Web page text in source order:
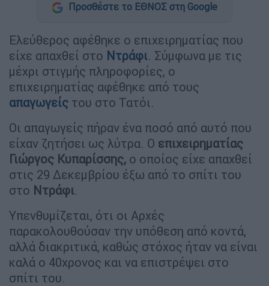
Προσθέστε το ΕΘΝΟΣ στη Google
Ελεύθερος αφέθηκε ο επιχειρηματίας που
είχε απαχθεί στο Ντράφι. Σύμφωνα με τις
μέχρι στιγμής πληροφορίες, ο
επιχειρηματίας αφέθηκε από τους
απαγωγείς του στο Τατόι.
Οι απαγωγείς πήραν ένα ποσό από αυτό που
είχαν ζητήσει ως λύτρα. Ο επιχειρηματίας
Γιώργος Κυπαρίσσης, ο οποίος είχε απαχθεί
στις 29 Δεκεμβρίου έξω από το σπίτι του
στο Ντράφι.
Υπενθυμίζεται, ότι οι Αρχές
παρακολουθούσαν την υπόθεση από κοντά,
αλλά διακριτικά, καθώς στόχος ήταν να είναι
καλά ο 40χρονος και να επιστρέψει στο
σπίτι του.